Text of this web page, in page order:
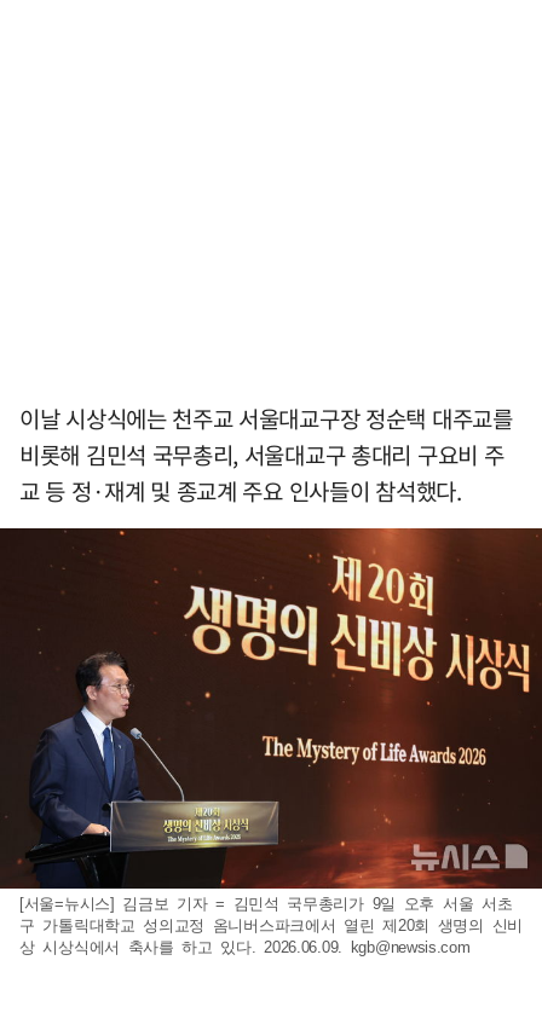
이날 시상식에는 천주교 서울대교구장 정순택 대주교를
비롯해 김민석 국무총리, 서울대교구 총대리 구요비 주
교 등 정·재계 및 종교계 주요 인사들이 참석했다.
[서울=뉴시스] 김금보 기자 = 김민석 국무총리가 9일 오후 서울 서초
구 가톨릭대학교 성의교정 옴니버스파크에서 열린 제20회 생명의 신비
상 시상식에서 축사를 하고 있다. 2026.06.09.
kgb@newsis.com